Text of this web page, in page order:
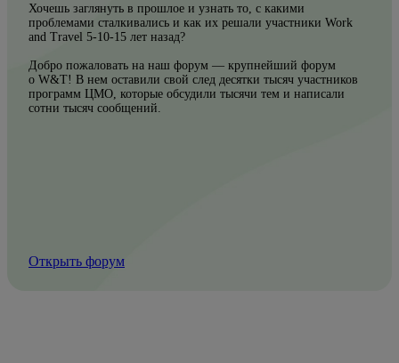
Хочешь заглянуть в прошлое и узнать то, с какими
проблемами сталкивались и как их решали участники Work
and Travel 5-10-15 лет назад?
Добро пожаловать на наш форум — крупнейший форум
о W&T! В нем оставили свой след десятки тысяч участников
программ ЦМО, которые обсудили тысячи тем и написали
сотни тысяч сообщений.
Открыть форум